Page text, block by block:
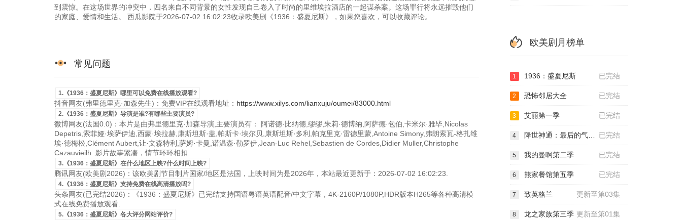
到震惊。在这场世界的冲突中，四名来自不同背景的女性发现自己卷入了时尚的里维埃拉酒店的一起谋杀案。这场罪行将永远摧毁他们
的家庭、爱情和生活。 西瓜影院于2026-07-02 16:02:23收录欧美剧《1936：盛夏尼斯》，如果您喜欢，可以收藏评论。
常见问题
1.《1936：盛夏尼斯》哪里可以免费在线播放观看?
抖音网友(弗里德里克·加森先生)：免费VIP在线观看地址： https://www.xilys.com/lianxuju/oumei/83000.html
2.《1936：盛夏尼斯》导演是谁?有哪些主要演员?
微博网友(法国0.0)：本片是由弗里德里克·加森导演,主要演员有： 阿诺德·比纳德,缪缪,朱莉·德博纳,阿萨德·包伯,卡米尔·雅毕,Nicolas
Depetris,索菲娅·埃萨伊迪,西蒙·埃拉赫,康斯坦斯·盖,帕斯卡·埃尔贝,康斯坦斯·多利,帕克里克·雷德里蒙,Antoine Simony,弗朗索瓦-格扎维
埃·德梅松,Clément Aubert,让·文森特利,萨姆·卡曼,诺温森·勒罗伊,Jean-Luc Rehel,Sebastien de Cordes,Didier Muller,Christophe
Cazauvieilh .影片故事紧凑，情节环环相扣.
3.《1936：盛夏尼斯》在什么地区上映?什么时间上映?
腾讯网友(欧美剧2026)：该欧美剧节目制片国家/地区是法国，上映时间为是2026年，本站最近更新于：2026-07-02 16:02:23.
4.《1936：盛夏尼斯》支持免费在线高清播放吗?
头条网友(已完结2026)：《1936：盛夏尼斯》已完结支持国语粤语英语配音/中文字幕，4K-2160P/1080P,HDR版本H265等各种高清模
式在线免费播放观看.
5.《1936：盛夏尼斯》各大评分网站评价?
欧美剧月榜单
已完结
1 1936：盛夏尼斯
已完结
2 恐怖邻居大全
已完结
3 艾丽第一季
已完结
4 降世神通：最后的气宗第二季
已完结
5 我的曼啊第二季
已完结
6 熊家餐馆第五季
更新至第03集
7 致英格兰
更新至第01集
8 龙之家族第三季